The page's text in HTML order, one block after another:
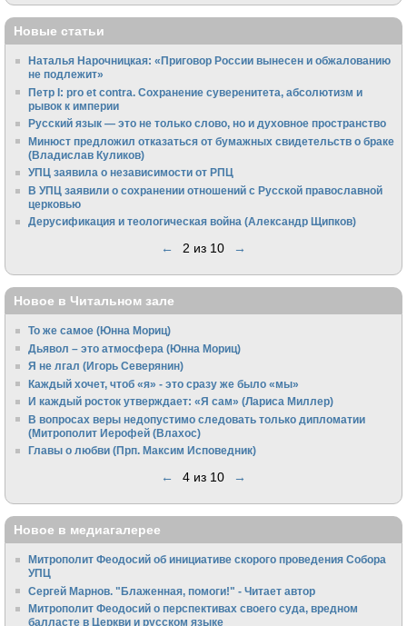
Новые статьи
Наталья Нарочницкая: «Приговор России вынесен и обжалованию
не подлежит»
Петр I: pro et contra. Сохранение суверенитета, абсолютизм и
рывок к империи
Русский язык — это не только слово, но и духовное пространство
Минюст предложил отказаться от бумажных свидетельств о браке
(Владислав Куликов)
УПЦ заявила о независимости от РПЦ
В УПЦ заявили о сохранении отношений с Русской православной
церковью
Дерусификация и теологическая война (Александр Щипков)
← 2 из 10 →
Новое в Читальном зале
То же самое (Юнна Мориц)
Дьявол – это атмосфера (Юнна Мориц)
Я не лгал (Игорь Северянин)
Каждый хочет, чтоб «я» - это сразу же было «мы»
И каждый росток утверждает: «Я сам» (Лариса Миллер)
В вопросах веры недопустимо следовать только дипломатии
(Митрополит Иерофей (Влахос)
Главы о любви (Прп. Максим Исповедник)
← 4 из 10 →
Новое в медиагалерее
Митрополит Феодосий об инициативе скорого проведения Собора
УПЦ
Сергей Марнов. "Блаженная, помоги!" - Читает автор
Митрополит Феодосий о перспективах своего суда, вредном
балласте в Церкви и русском языке